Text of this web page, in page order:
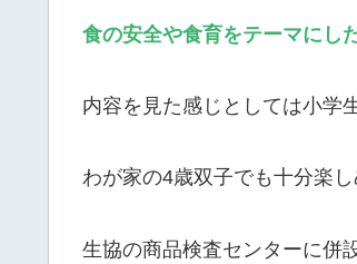
食の安全や食育をテーマにし
内容を見た感じとしては小学
わが家の4歳双子でも十分楽し
生協の商品検査センターに併